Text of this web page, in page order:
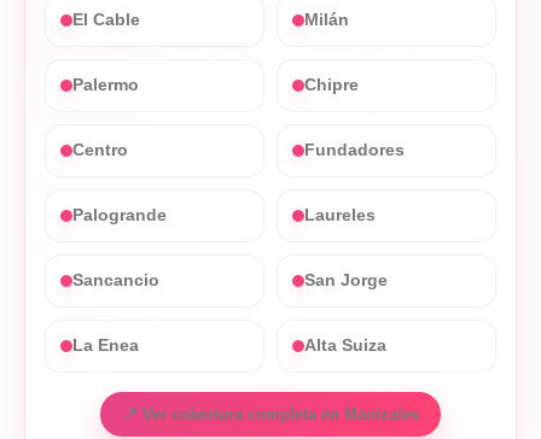
El Cable Milán
Palermo Chipre
Centro Fundadores
Palogrande Laureles
Sancancio San Jorge
La Enea Alta Suiza
📍 Ver cobertura completa en Manizales